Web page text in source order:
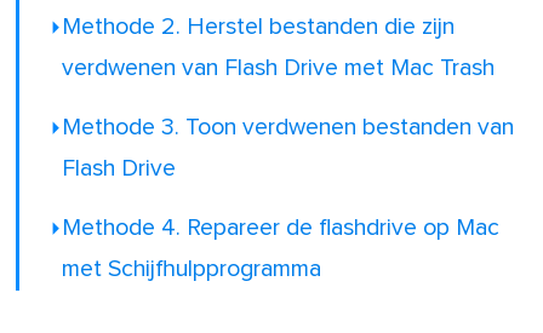
Methode 2. Herstel bestanden die zijn
verdwenen van Flash Drive met Mac Trash
Methode 3. Toon verdwenen bestanden van
Flash Drive
Methode 4. Repareer de flashdrive op Mac
met Schijfhulpprogramma